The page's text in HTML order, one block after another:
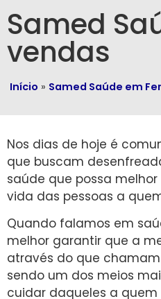
Samed
vendas
Início » Samed Saúde em
Nos dias de hoje é
que buscam
saúde que possa
vida das pessoas a
Quando falamos em
melhor garantir que a
através do que
sendo um dos meios
cuidar daqueles a